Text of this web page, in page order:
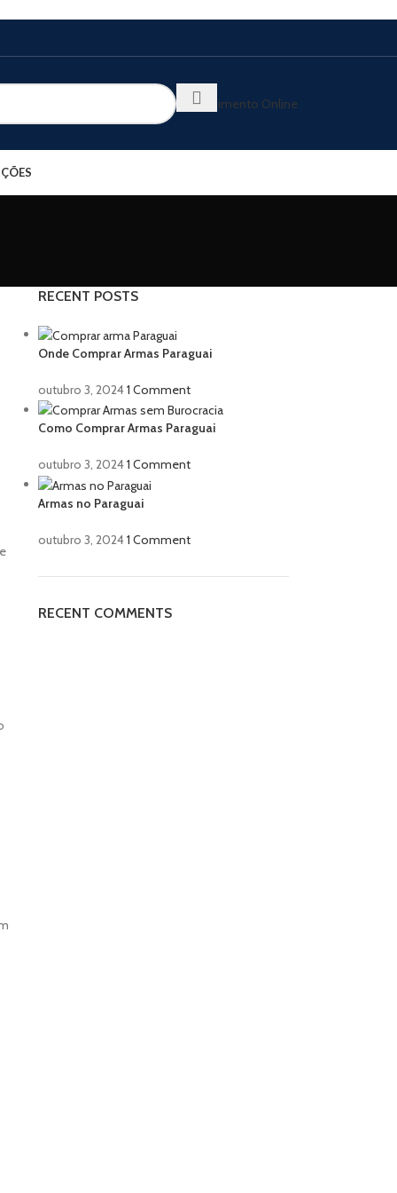
Atendimento Online
RECENT POSTS
Onde Comprar Armas Paraguai
outubro 3, 20241 Comment
Como Comprar Armas Paraguai
outubro 3, 20241 Comment
Armas no Paraguai
outubro 3, 20241 Comment
RECENT COMMENTS